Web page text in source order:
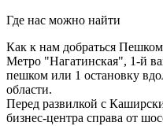
Где нас можно найти
Как к нам добраться Пешком
Метро "Нагатинская", 1-й
пешком или 1 остановку
области.
Перед развилкой с
бизнес-центра справа от